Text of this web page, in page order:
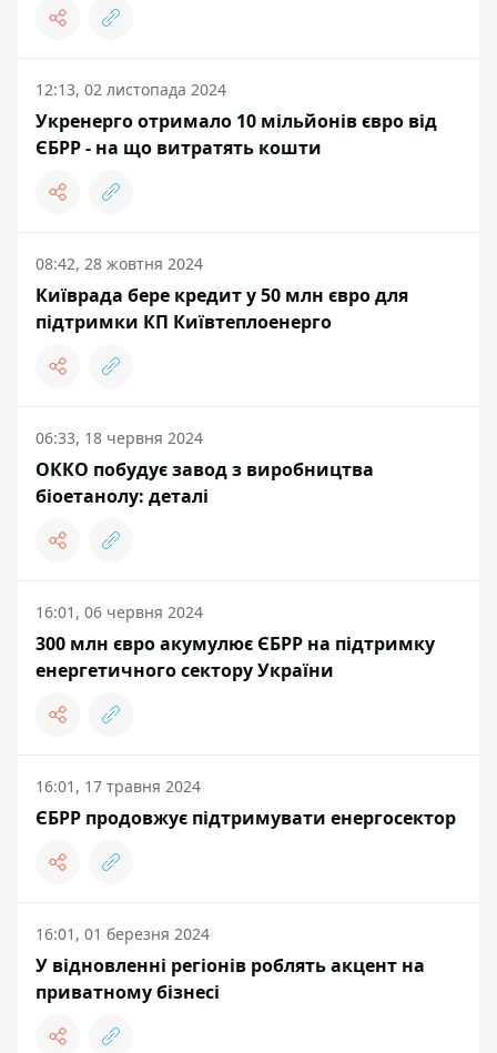
12:13, 02 листопада 2024
Укренерго отримало 10 мільйонів євро від
ЄБРР - на що витратять кошти
08:42, 28 жовтня 2024
Київрада бере кредит у 50 млн євро для
підтримки КП Київтеплоенерго
06:33, 18 червня 2024
ОККО побудує завод з виробництва
біоетанолу: деталі
16:01, 06 червня 2024
300 млн євро акумулює ЄБРР на підтримку
енергетичного сектору України
16:01, 17 травня 2024
ЄБРР продовжує підтримувати енергосектор
16:01, 01 березня 2024
У відновленні регіонів роблять акцент на
приватному бізнесі